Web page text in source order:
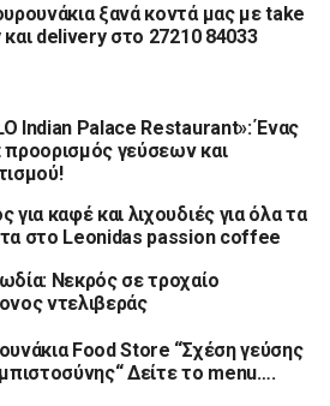
ξανά κοντά μας με take
και delivery στο 27210 84033
Indian Palace Restaurant»: Ένας
προορισμός γεύσεων και
για καφέ και λιχουδιές για όλα τα
στο Leonidas passion coffee
Νεκρός σε τροχαίο
ντελιβεράς
Food Store “Σχέση γεύσης
Δείτε το menu….